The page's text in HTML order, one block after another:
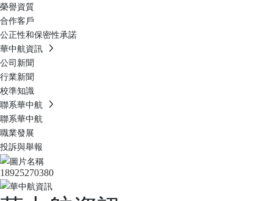
榮譽資質
合作客戶
公正性和保密性承諾
華中航資訊
公司新聞
行業新聞
校準知識
聯系華中航
聯系華中航
職業發展
投訴與舉報
18925270380